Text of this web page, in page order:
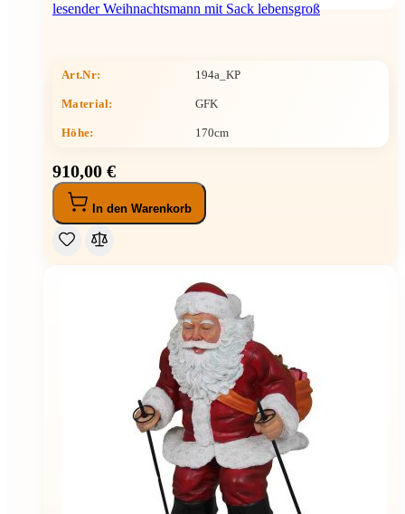
lesender Weihnachtsmann mit Sack lebensgroß
Art.Nr: 194a_KP
Material: GFK
Höhe: 170cm
910,00 €
In den Warenkorb